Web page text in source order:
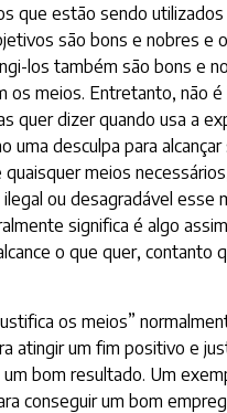
que estão sendo utilizados
são bons e nobres e
los também são bons e
os meios. Entretanto, não é
quer dizer quando usa a
uma desculpa para alcançar
meios
ou desagradável esse
significa é algo
o que quer, contanto
os meios”
atingir um fim positivo e
bom resultado. Um
conseguir um bom